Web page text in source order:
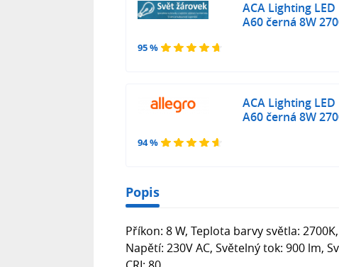
95 %
ACA Lighting
A60 černá 8W
94 %
ACA Lighting
A60 černá 8W
Popis
Příkon: 8 W, Teplota barvy světla:
Napětí: 230V AC, Světelný tok: 900 lm,